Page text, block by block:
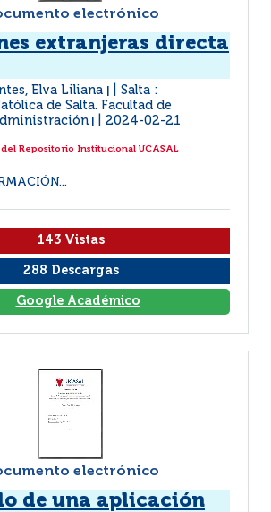
electrónico
extranjeras directa
Elva Liliana
Salta :
de Salta. Facultad de
2024-02-21
Repositorio Institucional UCASAL
143 Vistas
288 Descargas
Google Académico
electrónico
de una aplicación